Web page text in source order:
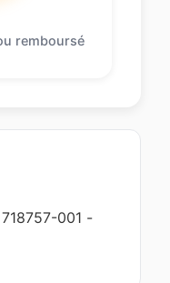
remboursé
718757-001 -